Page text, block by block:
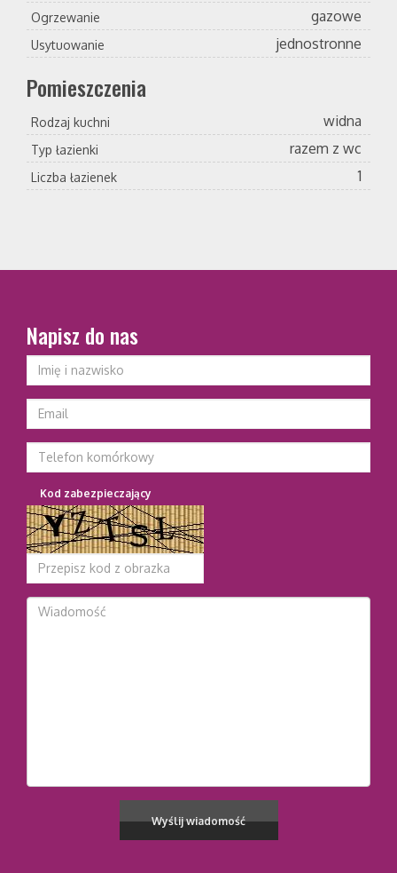
Ogrzewanie gazowe
Usytuowanie jednostronne
Pomieszczenia
Rodzaj kuchni widna
Typ łazienki razem z wc
Liczba łazienek 1
Napisz do nas
Kod zabezpieczający